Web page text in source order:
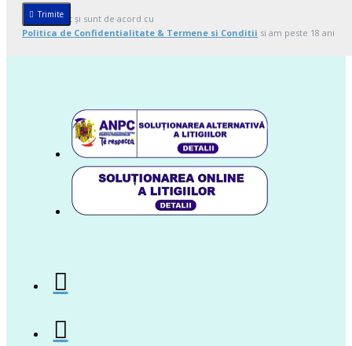
Trimite
Am citit şi sunt de acord cu
Politica de Confidentialitate & Termene si Conditii si am peste 18 ani